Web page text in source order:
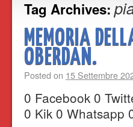
Tag Archives:
MEMORIA
OBERDAN.
Posted on 15 Settembre
0 Facebook 0
0 Kik 0 Whatsapp